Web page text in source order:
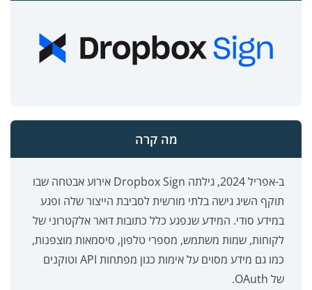
מה קרה
ב-אפריל 2024, גילתה Dropbox Sign אירוע אבטחה שבו
תוקף השיג גישה בלתי מורשית לסביבת הייצור שלה ופגע
במידע סודי. המידע שנפגע כלל כתובות דואר אלקטרוני של
לקוחות, שמות משתמש, מספרי טלפון, סיסמאות מוצפנות,
כמו גם מידע מסוים על אימות כגון מפתחות API וטוקנים
של OAuth.